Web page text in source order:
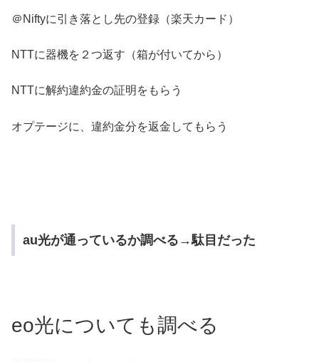
＠Niftyに引き落とし先の登録（楽天カード）
NTTに器機を２つ返す（箱が付いてから）
NTTに解約違約金の証明をもらう
オプテージに、違約金分を返金してもらう
au光が通っているか調べる→駄目だった
eo光についても調べる